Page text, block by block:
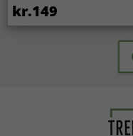
kr.149